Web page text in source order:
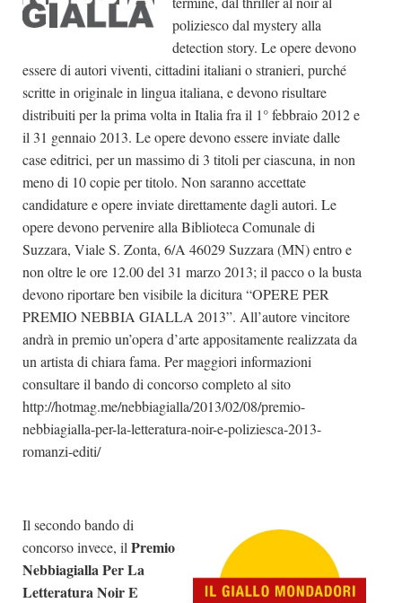
A Tutto Volume
Marketing
poliziesco dal mystery alla
detection story. Le opere devono
essere di autori viventi, cittadini italiani o stranieri, purché
scritte in originale in lingua italiana, e devono risultare
distribuiti per la prima volta in Italia fra il 1° febbraio 2012 e
il 31 gennaio 2013. Le opere devono essere inviate dalle
case editrici, per un massimo di 3 titoli per ciascuna, in non
meno di 10 copie per titolo. Non saranno accettate
candidature e opere inviate direttamente dagli autori. Le
opere devono pervenire alla Biblioteca Comunale di
Suzzara, Viale S. Zonta, 6/A 46029 Suzzara (MN) entro e
non oltre le ore 12.00 del 31 marzo 2013; il pacco o la busta
devono riportare ben visibile la dicitura “OPERE PER
PREMIO NEBBIA GIALLA 2013”. All’autore vincitore
andrà in premio un’opera d’arte appositamente realizzata da
un artista di chiara fama. Per maggiori informazioni
consultare il bando di concorso completo al sito
http://hotmag.me/nebbiagialla/2013/02/08/premio-
nebbiagialla-per-la-letteratura-noir-e-poliziesca-2013-
romanzi-editi/
Il secondo bando di
concorso invece, il Premio
Nebbiagialla Per La
Letteratura Noir E